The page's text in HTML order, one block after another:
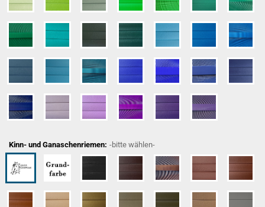
Kinn- und Ganaschenriemen: -bitte wählen-